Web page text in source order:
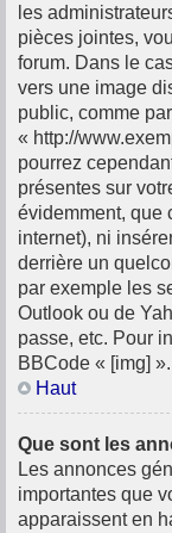
les
pièces jointes,
forum. Dans le
vers une image
public, comme
« http://
pourrez
présentes sur
évidemment, que
internet), ni
derrière un
par exemple les
Outlook ou de
passe, etc. Pour
BBCode « [img] ».
Haut
Que sont les
Les annonces
importantes que
apparaissent en